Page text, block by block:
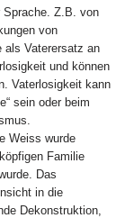
Sprache. Z.B. von
von
Vaterersatz an
und können
Vaterlosigkeit kann
sein oder beim
Weiss wurde
Familie
Das
in die
Dekonstruktion,